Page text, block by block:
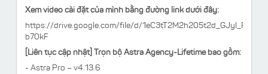
Xem video cài đặt của mình bằng đường link dưới đây:
https://drive.google.com/file/d/
b70kF
[Liên tục cập nhật] Trọn bộ Astra Agency-Lifetime bao gồm:
- Astra Pro – v4.13.6